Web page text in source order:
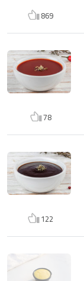
869
78
122